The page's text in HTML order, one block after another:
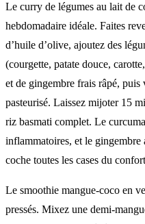
Le curry de légumes au lait de
hebdomadaire idéale. Faites
d’huile d’olive, ajoutez des
(courgette, patate douce,
et de gingembre frais râpé,
pasteurisé. Laissez mijoter 15
riz basmati complet. Le
inflammatoires, et le gingembre
coche toutes les cases du
Le smoothie mangue-coco en
pressés. Mixez une demi-